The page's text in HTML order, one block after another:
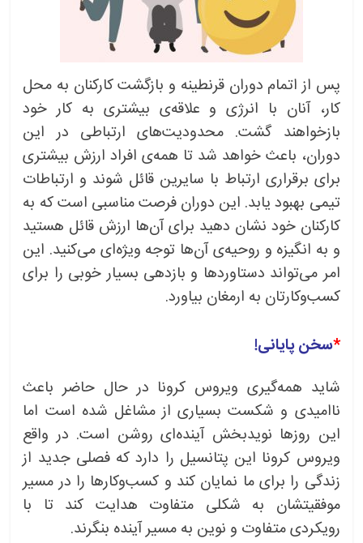
پس از اتمام دوران قرنطینه و بازگشت کارکنان به محل
کار، آنان با انرژی و علاقه‌ی بیشتری به کار خود
بازخواهند گشت. محدودیت‌های ارتباطی در این
دوران، باعث خواهد شد تا همه‌ی افراد ارزش بیشتری
برای برقراری ارتباط با سایرین قائل شوند و ارتباطات
تیمی بهبود یابد. این دوران فرصت مناسبی است که به
کارکنان خود نشان دهید برای آن‌ها ارزش قائل هستید
و به انگیزه و روحیه‌ی آن‌ها توجه ویژه‌ای می‌کنید. این
امر می‌تواند دستاوردها و بازدهی بسیار خوبی را برای
کسب‌وکارتان به ارمغان بیاورد.
*سخن پایانی!
شاید همه‌گیری ویروس کرونا در حال حاضر باعث
ناامیدی و شکست بسیاری از مشاغل شده است اما
این روزها نویدبخش آینده‌ای روشن است. در واقع
ویروس کرونا این پتانسیل را دارد که فصلی جدید از
زندگی را برای ما نمایان کند و کسب‌وکارها را در مسیر
موفقیتشان به شکلی متفاوت هدایت کند تا با
رویکردی متفاوت و نوین به مسیر آینده بنگرند.